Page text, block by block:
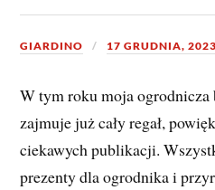
GIARDINO 17 GRUDNIA, 2023
W tym roku moja
zajmuje już cały regał,
ciekawych publikacji.
prezenty dla ogrodnika i